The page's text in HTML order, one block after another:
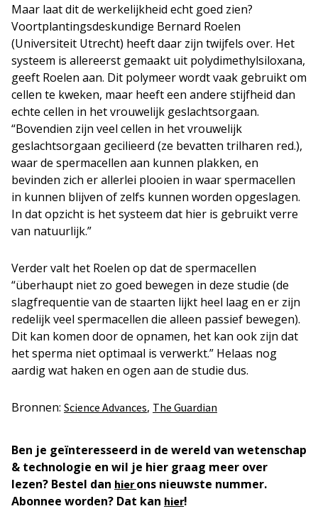
Maar laat dit de werkelijkheid echt goed zien?
Voortplantingsdeskundige Bernard Roelen
(Universiteit Utrecht) heeft daar zijn twijfels over. Het
systeem is allereerst gemaakt uit polydimethylsiloxana,
geeft Roelen aan. Dit polymeer wordt vaak gebruikt om
cellen te kweken, maar heeft een andere stijfheid dan
echte cellen in het vrouwelijk geslachtsorgaan.
“Bovendien zijn veel cellen in het vrouwelijk
geslachtsorgaan gecilieerd (ze bevatten trilharen red.),
waar de spermacellen aan kunnen plakken, en
bevinden zich er allerlei plooien in waar spermacellen
in kunnen blijven of zelfs kunnen worden opgeslagen.
In dat opzicht is het systeem dat hier is gebruikt verre
van natuurlijk.”
Verder valt het Roelen op dat de spermacellen
“überhaupt niet zo goed bewegen in deze studie (de
slagfrequentie van de staarten lijkt heel laag en er zijn
redelijk veel spermacellen die alleen passief bewegen).
Dit kan komen door de opnamen, het kan ook zijn dat
het sperma niet optimaal is verwerkt.” Helaas nog
aardig wat haken en ogen aan de studie dus.
Bronnen: Science Advances, The Guardian
Ben je geïnteresseerd in de wereld van wetenschap
& technologie en wil je hier graag meer over
lezen? Bestel dan hierons nieuwste nummer.
Abonnee worden? Dat kan hier!